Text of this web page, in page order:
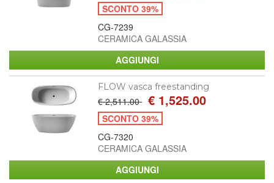
SCONTO 39%
CG-7239
CERAMICA GALASSIA
FLOW vasca freestanding
€ 2,511.00 € 1,525.00
SCONTO 39%
CG-7320
CERAMICA GALASSIA